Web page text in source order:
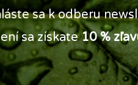
sa k odberu
sa získate10 %